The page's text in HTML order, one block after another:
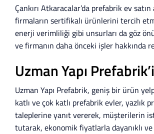
Çankırı Atkaracalar’da prefabrik ev
firmaların sertifikalı ürünlerini tercih
enerji verimliliği gibi unsurları da göz
ve firmanın daha önceki işler hakkında
Uzman Yapı
Uzman Yapı Prefabrik, geniş bir ürün
katlı ve çok katlı prefabrik evler, yazlık
taleplerine yanıt vererek, müşterilerin
tutarak, ekonomik fiyatlarla dayanıklı